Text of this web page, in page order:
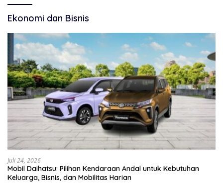
Ekonomi dan Bisnis
Juli 24, 2026
Mobil Daihatsu: Pilihan Kendaraan Andal untuk Kebutuhan
Keluarga, Bisnis, dan Mobilitas Harian